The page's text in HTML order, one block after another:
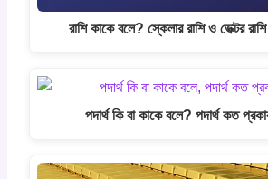
রাশি কাকে বলে? স্কেলার রাশি ও ভেক্টর
পদার্থ কি বা কাকে বলে? পদার্থ কত